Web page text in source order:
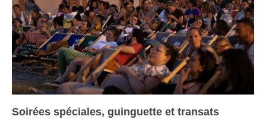
Soirées spéciales, guinguette et transats